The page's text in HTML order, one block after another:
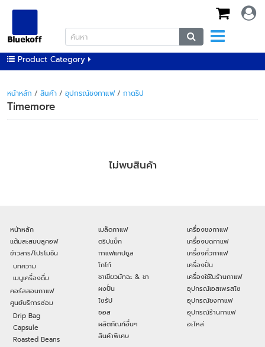
Product Category
หน้าหลัก / สินค้า / อุปกรณ์ชงกาแฟ/ กาดริป
Timemore
ไม่พบสินค้า
หน้าหลัก
แต้มสะสมบลูคอฟ
ข่าวสาร/โปรโมชัน
บทความ
เมนูเครื่องดื่ม
คอร์สสอนกาแฟ
ศูนย์บริการซ่อม
Drip Bag
Capsule
Roasted Beans
เมล็ดกาแฟ
ดริปแบ็ก
กาแฟแคปซูล
โกโก้
ชาเขียวมัทฉะ & ชา
ผงปั่น
ไซรัป
ซอส
ผลิตภัณฑ์อื่นๆ
สินค้าพิเศษ
เครื่องชงกาแฟ
เครื่องบดกาแฟ
เครื่องคั่วกาแฟ
เครื่องปั่น
เครื่องใช้ในร้านกาแฟ
อุปกรณ์เอสเพรสโซ
อุปกรณ์ชงกาแฟ
อุปกรณ์ร้านกาแฟ
อะไหล่